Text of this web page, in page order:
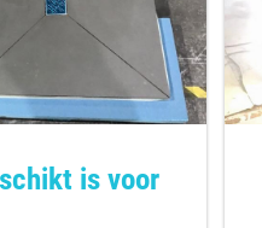
is voor